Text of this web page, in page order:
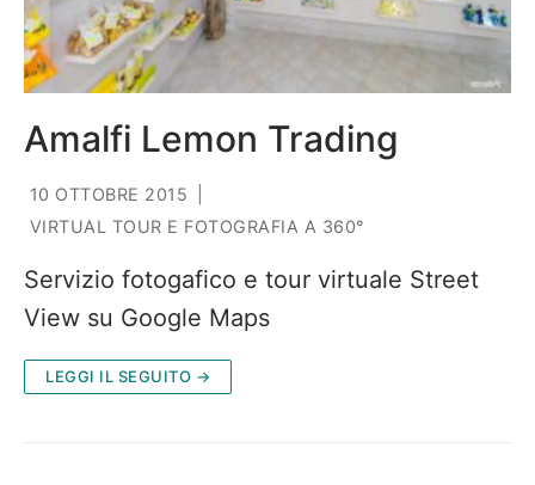
Amalfi Lemon Trading
10 OTTOBRE 2015
VIRTUAL TOUR E FOTOGRAFIA A 360°
Servizio fotogafico e tour virtuale Street
View su Google Maps
LEGGI IL SEGUITO →